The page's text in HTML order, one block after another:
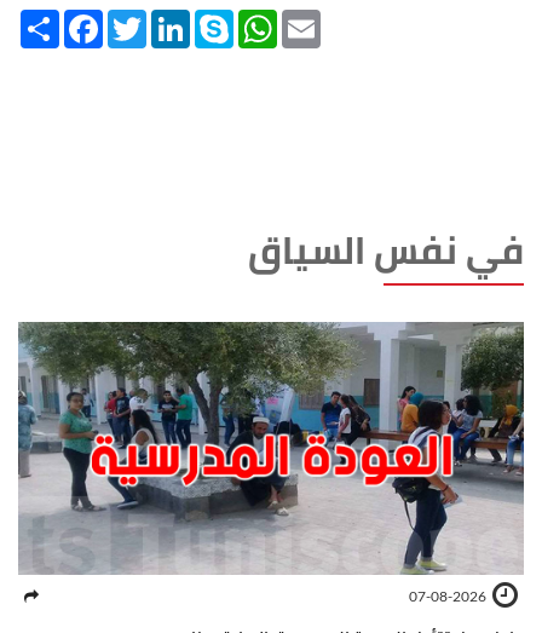
Share FacebookTwitterLinkedInSkype WhatsApp
في نفس السياق
07-08-2026